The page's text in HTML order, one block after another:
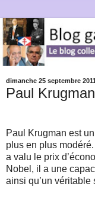
dimanche 25 septembre
Paul
Paul Krugman est
plus en plus
a valu le prix
Nobel, il a une
ainsi qu’un véritable